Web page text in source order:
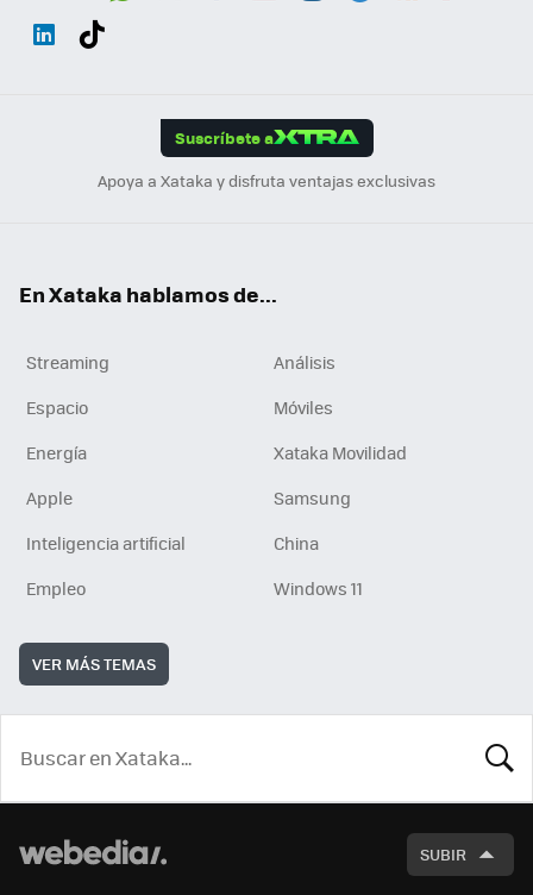
Suscríbete a
Apoya a Xataka y disfruta ventajas exclusivas
En Xataka hablamos de...
Streaming
Análisis
Espacio
Móviles
Energía
Xataka Movilidad
Apple
Samsung
Inteligencia artificial
China
Empleo
Windows 11
VER MÁS TEMAS
SUBIR